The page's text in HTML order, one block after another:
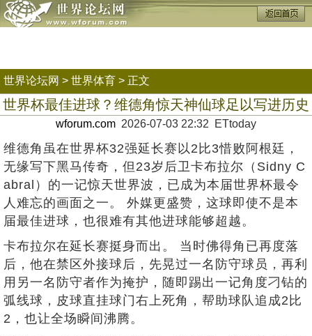
世界论坛网 > 世界体育 > 正文
世界杯最佳进球？维德角惊天神仙球足以写进历史
wforum.com 2026-07-03 22:32 ETtoday
维德角虽在世界杯32强延长赛以2比3惜败阿根廷，
无缘写下黑马传奇，但23岁后卫卡布拉尔（Sidny C
abral）的一记惊天世界波，已成为本届世界杯最令
人难忘的画面之一。 外媒更盛赞，这球即使不是本
届最佳进球，也很难有其他进球能够超越。
卡布拉尔在延长赛挺身而出。 当时佛得角已再度落
后，他在禁区外接球后，先晃过一名防守球员，再利
用另一名防守者作为掩护，随即踢出一记角度刁钻的
弧线球，皮球直挂球门右上死角，帮助球队追成2比
2，也让全场瞬间沸腾。